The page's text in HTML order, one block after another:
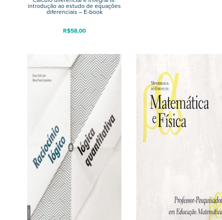
introdução ao estudo de equações
diferenciais – E-book
R$58,00